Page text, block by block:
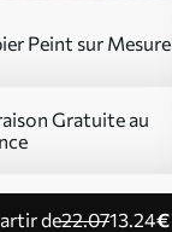
Peint sur Mesure
Gratuite au
de22.0713.24€